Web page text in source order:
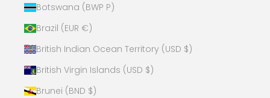
Botswana (BWP P)
Brazil (EUR €)
British Indian Ocean Territory (USD $)
British Virgin Islands (USD $)
Brunei (BND $)